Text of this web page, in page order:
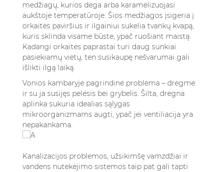
medžiagų, kurios dega arba karamelizuojasi
aukštoje temperatūroje. Šios medžiagos įsigeria į
orkaitės paviršius ir ilgainiui sukelia tvankų kvapą,
kuris sklinda visame būste, ypač ruošiant maistą.
Kadangi orkaitės paprastai turi daug sunkiai
pasiekiamų vietų, ten susikaupę nešvarumai gali
išlikti ilgą laiką.
Vonios kambaryje pagrindinė problema – drėgmė
ir su ja susijęs pelėsis bei grybelis. Šilta, drėgna
aplinka sukuria idealias sąlygas
mikroorganizmams augti, ypač jei ventiliacija yra
nepakankama.
Kanalizacijos problemos, užsikimšę vamzdžiai ir
vandens nutekėjimo sistemos taip pat gali tapti